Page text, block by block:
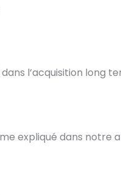
l’acquisition long
expliqué dans notre